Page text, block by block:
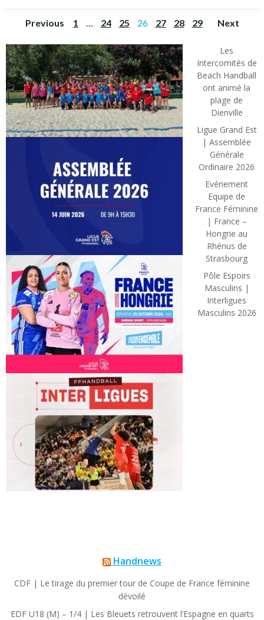
POSTS
NAVIGATION
Previous POSTS
NAVIGATION
Page
1 … Page
24 Page
25 Page
26 Page
27 Page
28 Page
29 Next
Les
Intercomités de
Beach Handball
ont animé la
plage de
Dienville
Ligue Grand Est
| Assemblée
Générale
Ordinaire 2026
Evénement
Equipe de
France Féminine
| France –
Hongrie au
Rhénus de
Strasbourg
Pôle Espoirs
Masculins |
Interligues
Masculins 2026
Handnews
CDF | Le tirage du premier tour de Coupe de France féminine
dévoilé
EDF U18 (M) – 1/4 | Les Bleuets retrouvent l’Espagne en quarts